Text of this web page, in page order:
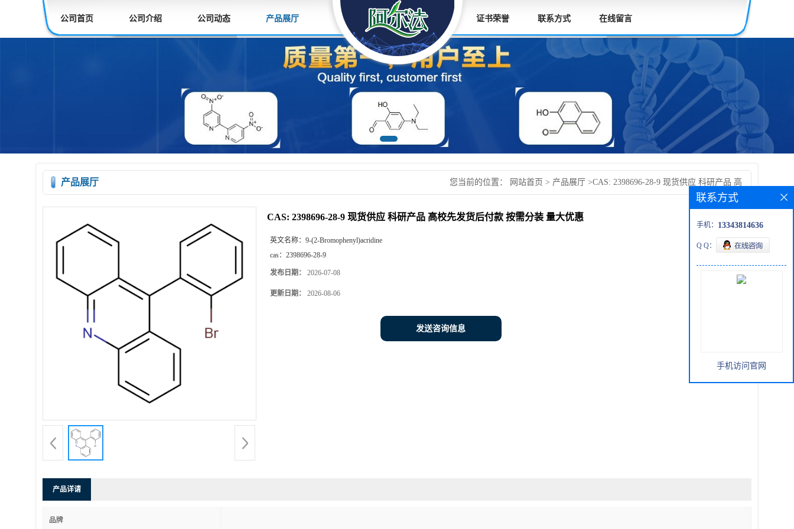
公司首页 公司介绍 公司动态 产品展厅 证书荣誉 联系方式 在线留言
产品展厅 您当前的位置： 网站首页 > 产品展厅 >CAS: 2398696-28-9 现货供应 科研产品 高
CAS: 2398696-28-9 现货供应 科研产品 高校先发货后付款 按需分装 量大优惠
英文名称： 9-(2-Bromophenyl)acridine
cas： 2398696-28-9
发布日期： 2026-07-08
更新日期： 2026-08-06
发送咨询信息
产品详请
品牌
联系方式
手机： 13343814636
Q Q：
手机访问官网